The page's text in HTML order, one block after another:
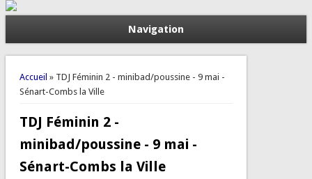
Navigation
Vous êtes ici
Accueil » TDJ Féminin 2 - minibad/poussine - 9 mai -
Sénart-Combs la Ville
TDJ Féminin 2 -
minibad/poussine - 9 mai -
Sénart-Combs la Ville